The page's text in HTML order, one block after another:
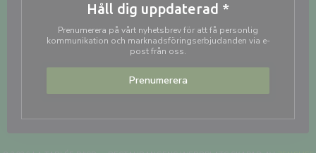
Håll dig uppdaterad *
Prenumerera på vårt nyhetsbrev för att få personlig
kommunikation och marknadsföringserbjudanden via e-
post från oss.
Prenumerera